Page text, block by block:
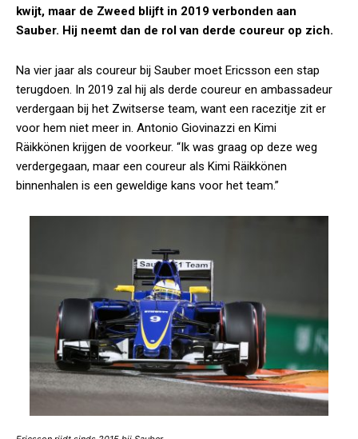
kwijt, maar de Zweed blijft in 2019 verbonden aan
Sauber. Hij neemt dan de rol van derde coureur op zich.
Na vier jaar als coureur bij Sauber moet Ericsson een stap
terugdoen. In 2019 zal hij als derde coureur en ambassadeur
verdergaan bij het Zwitserse team, want een racezitje zit er
voor hem niet meer in. Antonio Giovinazzi en Kimi
Räikkönen krijgen de voorkeur. “Ik was graag op deze weg
verdergegaan, maar een coureur als Kimi Räikkönen
binnenhalen is een geweldige kans voor het team.”